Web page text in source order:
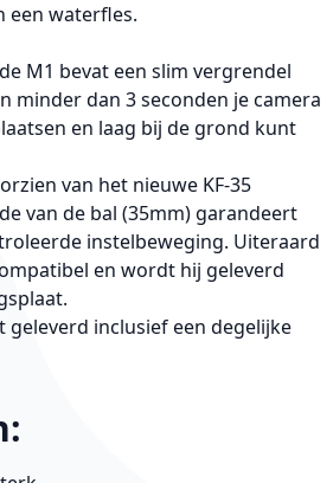
een waterfles.
M1 bevat een slim vergrendel
minder dan 3 seconden je camera
en laag bij de grond kunt
van het nieuwe KF-35
van de bal (35mm) garandeert
instelbeweging. Uiteraard
en wordt hij geleverd
geleverd inclusief een degelijke